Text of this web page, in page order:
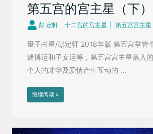
第五宫的宫主星（下）
彭 定軒 十二宫的宫主星 第五宫宫主星
量子占星/彭定轩 2018年版 第五宫掌管
赌博运和子女运等，第五宫宫主星落入
个人的才华及爱情产生互动的 ...
继续阅读 »